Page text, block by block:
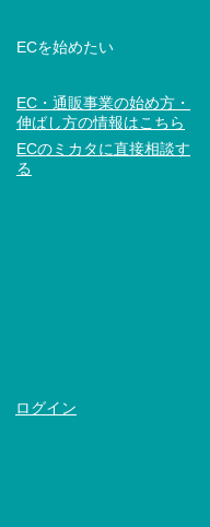
ECを始めたい
EC・通販事業の始め方・
伸ばし方の情報はこちら
ECのミカタに直接相談す
る
ログイン